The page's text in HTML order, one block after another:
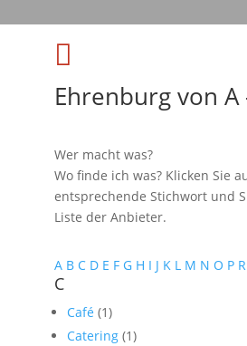

Ehrenburg von A
Wer macht was?
Wo finde ich was? Klicken Sie
entsprechende Stichwort und
Liste der Anbieter.
A B C D E F G H I J K L M N O P R
C
Café (1)
Catering (1)